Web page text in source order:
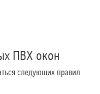
ПВХ окон
следующих правил